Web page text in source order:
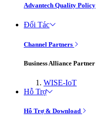
Advantech Quality Policy
Đối Tác
Channel Partners
Business Alliance Partner
WISE-IoT
Hỗ Trợ
Hỗ Trợ & Download